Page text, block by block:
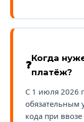
Когда
платёж?
С 1 июля 2026
обязательным
кода при